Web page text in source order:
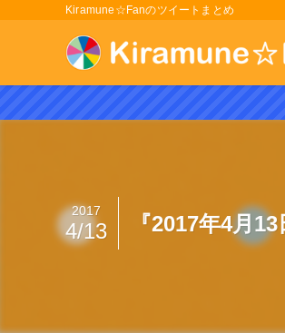
Kiramune☆Fanのツイートまとめ
『2017年4月
2017
4/13